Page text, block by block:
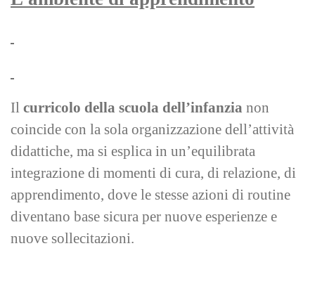
Il curricolo della scuola dell’infanzia non
coincide con la sola organizzazione dell’attività
didattiche, ma si esplica in un’equilibrata
integrazione di momenti di cura, di relazione, di
apprendimento, dove le stesse azioni di routine
diventano base sicura per nuove esperienze e
nuove sollecitazioni.